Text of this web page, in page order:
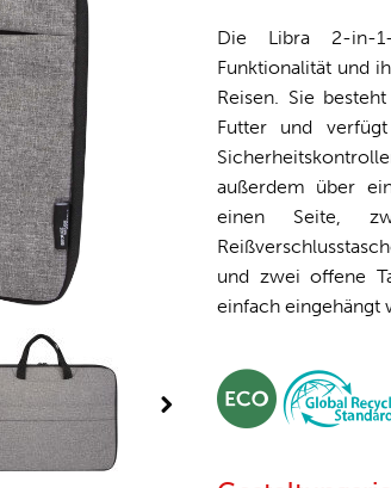
Die Libra 2-in-
Funktionalität und
Reisen. Sie
Futter und
außerdem über
einen Seite,
und zwei offene
einfach eingehängt